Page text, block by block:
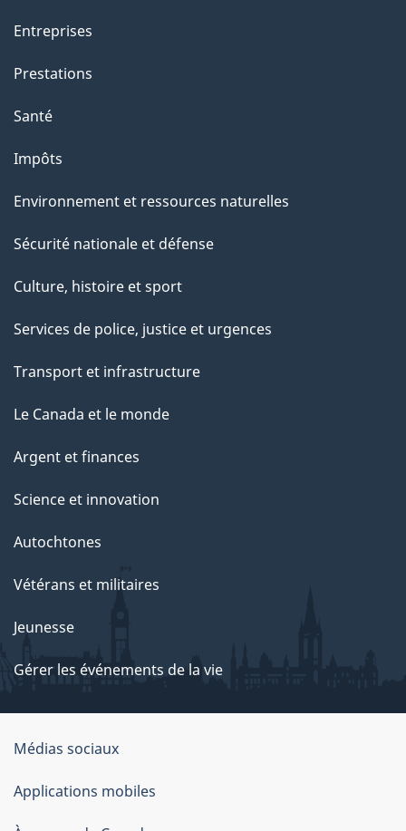
Entreprises
Prestations
Santé
Impôts
Environnement et ressources naturelles
Sécurité nationale et défense
Culture, histoire et sport
Services de police, justice et urgences
Transport et infrastructure
Le Canada et le monde
Argent et finances
Science et innovation
Autochtones
Vétérans et militaires
Jeunesse
Gérer les événements de la vie
Organisation
du
gouvernement
Médias sociaux
Applications mobiles